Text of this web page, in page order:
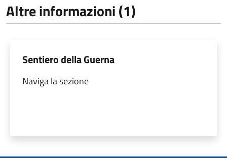
Altre informazioni (1)
Sentiero della Guerna
Naviga la sezione